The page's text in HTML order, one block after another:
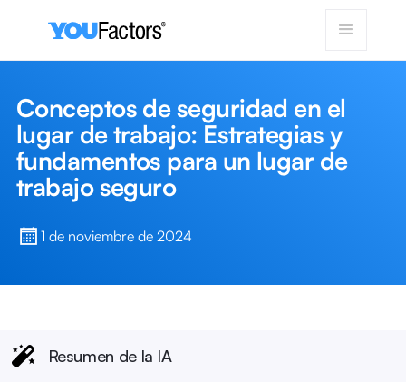
Conceptos de seguridad en el
lugar de trabajo: Estrategias y
fundamentos para un lugar de
trabajo seguro
1 de noviembre de 2024
Resumen de la IA